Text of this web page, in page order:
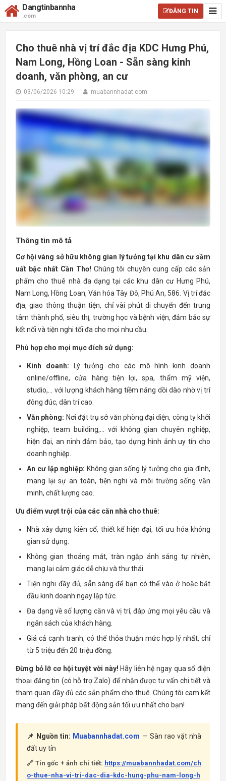
Dangtinbannha
.com
ĐĂNG TIN
Cho thuê nhà vị trí đắc địa KDC Hưng Phú,
Nam Long, Hồng Loan - Sẵn sàng kinh
doanh, văn phòng, an cư
03/06/2026 10:29 muabannhadat.com
Thông tin mô tả
Cơ hội vàng sở hữu không gian lý tưởng tại khu dân cư sầm
uất bậc nhất Cần Thơ! Chúng tôi chuyên cung cấp các sản
phẩm cho thuê nhà đa dạng tại các khu dân cư Hưng Phú,
Nam Long, Hồng Loan, Văn hóa Tây Đô, Phú An, 586. Vị trí đắc
địa, giao thông thuận tiện, chỉ vài phút di chuyển đến trung
tâm thành phố, siêu thị, trường học và bệnh viện, đảm bảo sự
kết nối và tiện nghi tối đa cho mọi nhu cầu.
Phù hợp cho mọi mục đích sử dụng:
Kinh doanh: Lý tưởng cho các mô hình kinh doanh
online/offline, cửa hàng tiện lợi, spa, thẩm mỹ viện,
studio,... với lượng khách hàng tiềm năng dồi dào nhờ vị trí
đông đúc, dân trí cao.
Văn phòng: Nơi đặt trụ sở văn phòng đại diện, công ty khởi
nghiệp, team building,... với không gian chuyên nghiệp,
hiện đại, an ninh đảm bảo, tạo dựng hình ảnh uy tín cho
doanh nghiệp.
An cư lập nghiệp: Không gian sống lý tưởng cho gia đình,
mang lại sự an toàn, tiện nghi và môi trường sống văn
minh, chất lượng cao.
Ưu điểm vượt trội của các căn nhà cho thuê:
Nhà xây dựng kiên cố, thiết kế hiện đại, tối ưu hóa không
gian sử dụng.
Không gian thoáng mát, tràn ngập ánh sáng tự nhiên,
mang lại cảm giác dễ chịu và thư thái.
Tiện nghi đầy đủ, sẵn sàng để bạn có thể vào ở hoặc bắt
đầu kinh doanh ngay lập tức.
Đa dạng về số lượng căn và vị trí, đáp ứng mọi yêu cầu và
ngân sách của khách hàng.
Giá cả cạnh tranh, có thể thỏa thuận mức hợp lý nhất, chỉ
từ 5 triệu đến 20 triệu đồng.
Đừng bỏ lỡ cơ hội tuyệt vời này! Hãy liên hệ ngay qua số điện
thoại đăng tin (có hỗ trợ Zalo) để nhận được tư vấn chi tiết và
tham quan đầy đủ các sản phẩm cho thuê. Chúng tôi cam kết
mang đến giải pháp bất động sản tối ưu nhất cho bạn!
📌 Nguồn tin: Muabannhadat.com — Sàn rao vặt nhà
đất uy tín
🔗 Tin gốc + ảnh chi tiết: https://muabannhadat.com/ch
o-thue-nha-vi-tri-dac-dia-kdc-hung-phu-nam-long-h